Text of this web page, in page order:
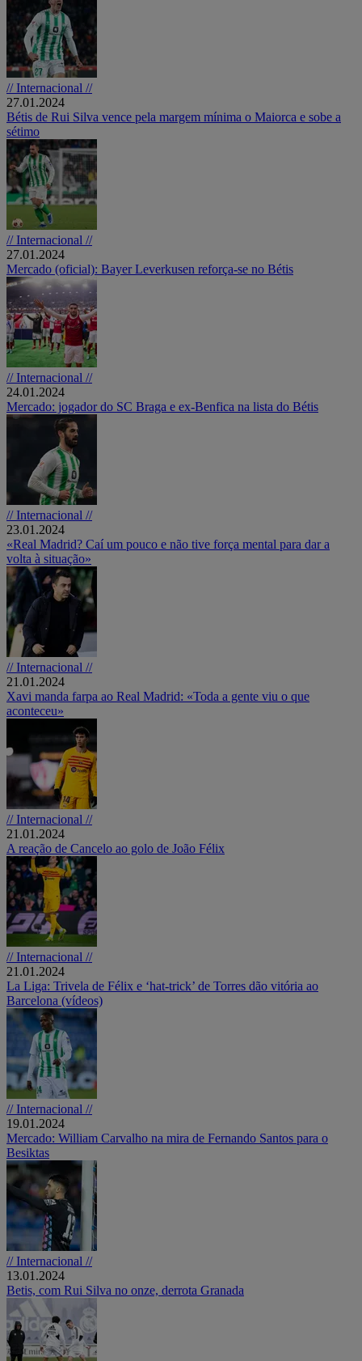
// Internacional //
27.01.2024
Bétis de Rui Silva vence pela margem mínima o Maiorca e sobe a
sétimo
// Internacional //
27.01.2024
Mercado (oficial): Bayer Leverkusen reforça-se no Bétis
// Internacional //
24.01.2024
Mercado: jogador do SC Braga e ex-Benfica na lista do Bétis
// Internacional //
23.01.2024
«Real Madrid? Caí um pouco e não tive força mental para dar a
volta à situação»
// Internacional //
21.01.2024
Xavi manda farpa ao Real Madrid: «Toda a gente viu o que
aconteceu»
// Internacional //
21.01.2024
A reação de Cancelo ao golo de João Félix
// Internacional //
21.01.2024
La Liga: Trivela de Félix e ‘hat-trick’ de Torres dão vitória ao
Barcelona (vídeos)
// Internacional //
19.01.2024
Mercado: William Carvalho na mira de Fernando Santos para o
Besiktas
// Internacional //
13.01.2024
Betis, com Rui Silva no onze, derrota Granada